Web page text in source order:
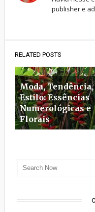
publisher e
RELATED POSTS
Moda, Tendência,
Estilo: Essências
Numerológicas e
Florais